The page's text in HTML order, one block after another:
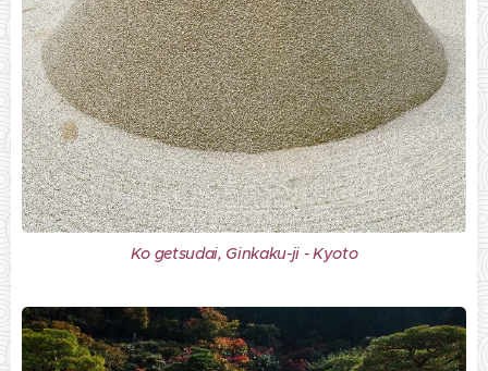
Ko getsudai, Ginkaku-ji - Kyoto